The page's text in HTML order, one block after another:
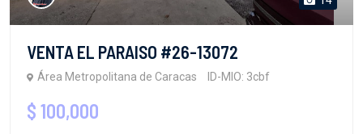
VENTA EL PARAISO #26-13072
Área Metropolitana de Caracas ID-MIO: 3cbf
$ 100,000